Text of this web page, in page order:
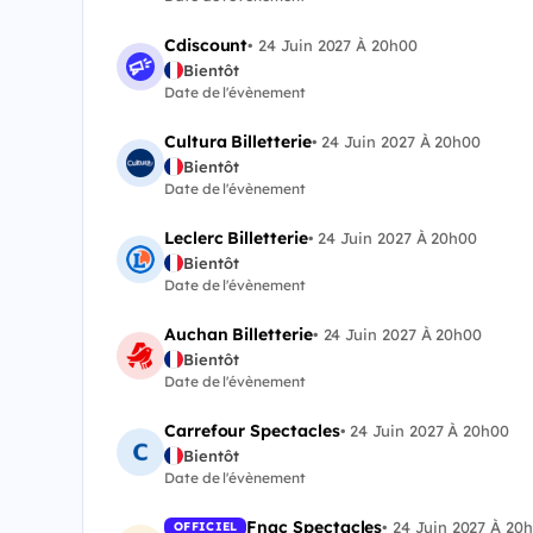
Cdiscount• 24 Juin 2027 À 20h00
Bientôt
Date de l'évènement
Cultura Billetterie• 24 Juin 2027 À 20h00
Bientôt
Date de l'évènement
Leclerc Billetterie• 24 Juin 2027 À 20h00
Bientôt
Date de l'évènement
Auchan Billetterie• 24 Juin 2027 À 20h00
Bientôt
Date de l'évènement
Carrefour Spectacles• 24 Juin 2027 À 20h00
Bientôt
Date de l'évènement
OFFICIEL Fnac Spectacles• 24 Juin 2027 À